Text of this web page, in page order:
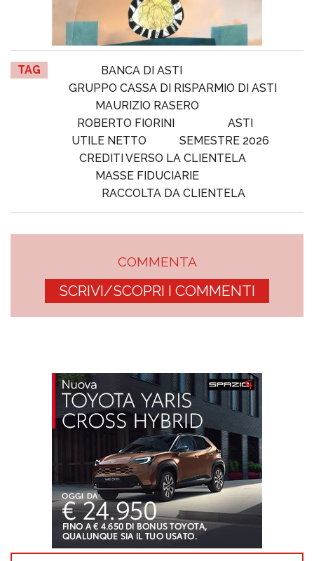
TAG
BANCA DI ASTI
GRUPPO CASSA DI RISPARMIO DI ASTI
MAURIZIO RASERO
ROBERTO FIORINI
ASTI
UTILE NETTO
SEMESTRE 2026
CREDITI VERSO LA CLIENTELA
MASSE FIDUCIARIE
RACCOLTA DA CLIENTELA
COMMENTA
SCRIVI/SCOPRI I COMMENTI